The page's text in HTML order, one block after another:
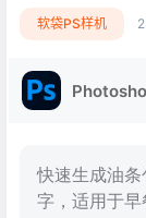
软袋PS样机
快速生成油
字，适用于早